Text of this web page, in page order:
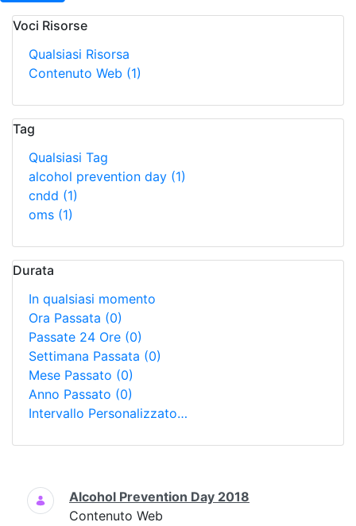
Voci Risorse
Qualsiasi Risorsa
Contenuto Web (1)
Tag
Qualsiasi Tag
alcohol prevention day (1)
cndd (1)
oms (1)
Durata
In qualsiasi momento
Ora Passata (0)
Passate 24 Ore (0)
Settimana Passata (0)
Mese Passato (0)
Anno Passato (0)
Intervallo Personalizzato…
Ricerca
Alcohol Prevention Day 2018
Contenuto Web